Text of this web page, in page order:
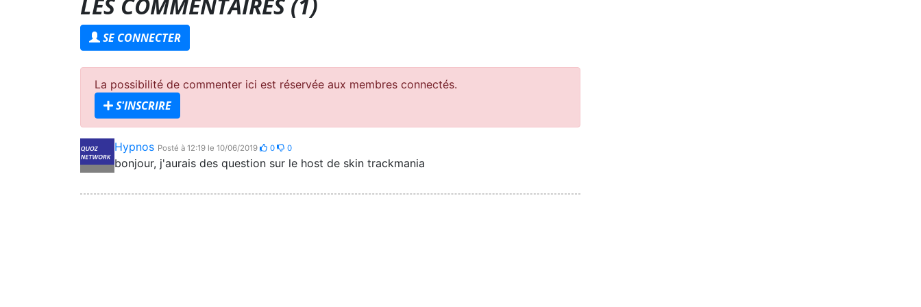
SE CONNECTER
La possibilité de commenter ici est réservée aux membres connectés.
S'INSCRIRE
Hypnos Posté à 12:19 le 10/06/2019 0 0
bonjour, j'aurais des question sur le host de skin trackmania